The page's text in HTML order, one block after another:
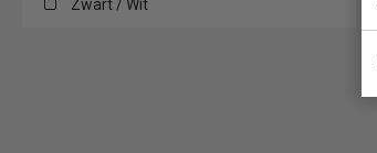
Zwart / Wit